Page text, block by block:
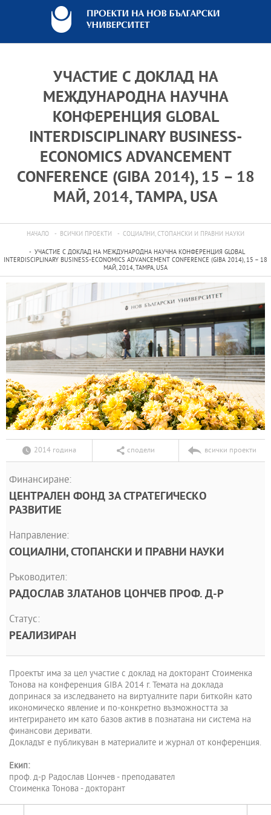
УЧАСТИЕ С ДОКЛАД НА
МЕЖДУНАРОДНА НАУЧНА
КОНФЕРЕНЦИЯ GLOBAL
INTERDISCIPLINARY BUSINESS-
ECONOMICS ADVANCEMENT
CONFERENCE (GIBA 2014), 15 – 18
МАЙ, 2014, TAMPA, USA
НАЧАЛО ВСИЧКИ ПРОЕКТИ СОЦИАЛНИ, СТОПАНСКИ И ПРАВНИ НАУКИ
УЧАСТИЕ С ДОКЛАД НА МЕЖДУНАРОДНА НАУЧНА КОНФЕРЕНЦИЯ GLOBAL
INTERDISCIPLINARY BUSINESS-ECONOMICS ADVANCEMENT CONFERENCE (GIBA 2014), 15 – 18
МАЙ, 2014, TAMPA, USA
2014 година сподели всички проекти
Финансиране:
ЦЕНТРАЛЕН ФОНД ЗА СТРАТЕГИЧЕСКО
РАЗВИТИЕ
Направление:
СОЦИАЛНИ, СТОПАНСКИ И ПРАВНИ НАУКИ
Ръководител:
РАДОСЛАВ ЗЛАТАНОВ ЦОНЧЕВ ПРОФ. Д-Р
Статус:
РЕАЛИЗИРАН
Проектът има за цел участие с доклад на докторант Стоименка
Тонова на конференция GIBA 2014 г. Темата на доклада
допринася за изследването на виртуалните пари биткойн като
икономическо явление и по-конкретно възможността за
интегрирането им като базов актив в познатана ни система на
финансови деривати.
Докладът е публикуван в материалите и журнал от конференция.
Екип:
проф. д-р Радослав Цончев - преподавател
Стоименка Тонова - докторант